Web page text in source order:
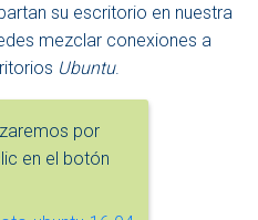
su escritorio en nuestra
mezclar conexiones a
Ubuntu.
por
en el botón